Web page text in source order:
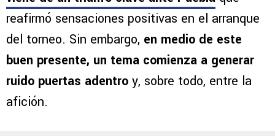
reafirmó sensaciones positivas en el arranque
del torneo. Sin embargo, en medio de este
buen presente, un tema comienza a generar
ruido puertas adentro y, sobre todo, entre la
afición.